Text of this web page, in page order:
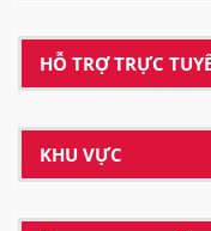
HỖ TRỢ TRỰC
KHU VỰC